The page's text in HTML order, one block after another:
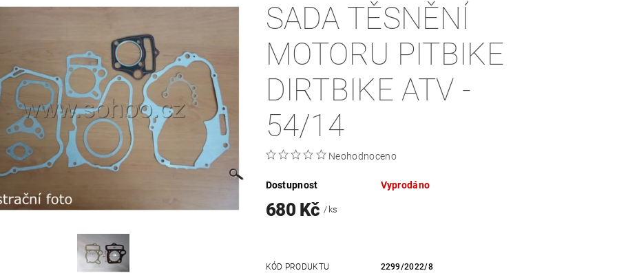
SADA TĚSNĚNÍ
MOTORU PITBIKE
DIRTBIKE ATV -
54/14
Neohodnoceno
Dostupnost Vyprodáno
680 Kč/ ks
KÓD PRODUKTU
2299/2022/8